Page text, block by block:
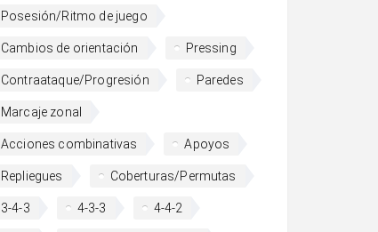
Posesión/Ritmo de juego
Cambios de orientación Pressing
Contraataque/Progresión Paredes
Marcaje zonal
Acciones combinativas Apoyos
Repliegues Coberturas/Permutas
3-4-3 4-3-3 4-4-2